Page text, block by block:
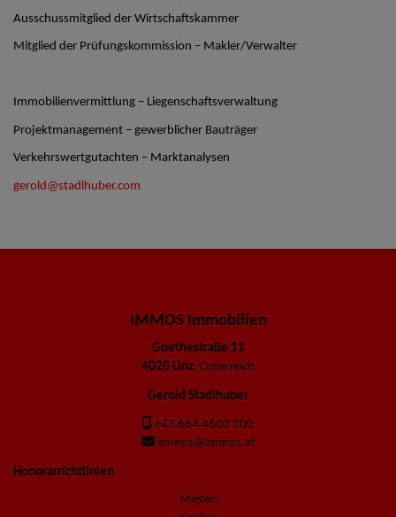
Ausschussmitglied der Wirtschaftskammer
Mitglied der Prüfungskommission – Makler/Verwalter
Immobilienvermittlung – Liegenschaftsverwaltung
Projektmanagement – gewerblicher Bauträger
Verkehrswertgutachten – Marktanalysen
gerold@stadlhuber.com
IMMOS Immobilien
Goethestraße 11
4020 Linz, Österreich
Gerold Stadlhuber
+43 664 4600 100
immos@immos.at
Honorarrichtlinien
Mieten